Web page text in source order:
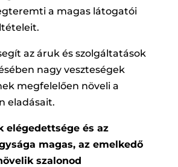
a magas látogatói
az áruk és szolgáltatások
nagy veszteségek
megfelelően növeli a
eladásait.
elégedettsége és az
magas, az emelkedő
szalonod